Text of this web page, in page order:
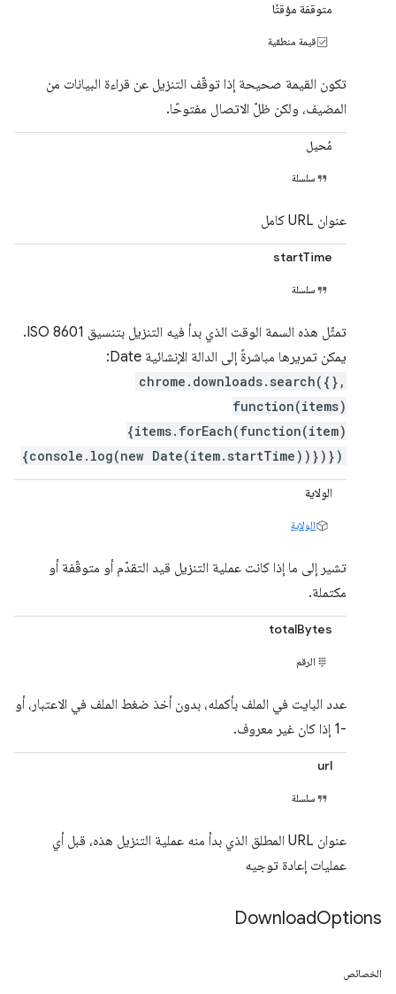
متوقفة مؤقتًا
قيمة منطقية
تكون القيمة صحيحة إذا توقّف التنزيل عن قراءة البيانات من
المضيف، ولكن ظلّ الاتصال مفتوحًا.
مُحيل
سلسلة
عنوان URL كامل
startTime
سلسلة
تمثّل هذه السمة الوقت الذي بدأ فيه التنزيل بتنسيق ISO 8601.
يمكن تمريرها مباشرةً إلى الدالة الإنشائية Date:
chrome.downloads.search({},
function(items)
{items.forEach(function(item)
{console.log(new Date(item.startTime))})})
الولاية
الولاية
تشير إلى ما إذا كانت عملية التنزيل قيد التقدّم أو متوقّفة أو
مكتملة.
totalBytes
الرقم
عدد البايت في الملف بأكمله، بدون أخذ ضغط الملف في الاعتبار، أو
-1 إذا كان غير معروف.
url
سلسلة
عنوان URL المطلق الذي بدأ منه عملية التنزيل هذه، قبل أي
عمليات إعادة توجيه
DownloadOptions
الخصائص